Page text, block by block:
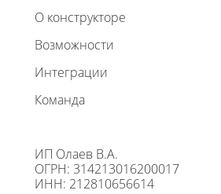
О конструкторе
Возможности
Интеграции
Команда
ИП Олаев В.А.
ОГРН: 314213016200017
ИНН: 212810656614